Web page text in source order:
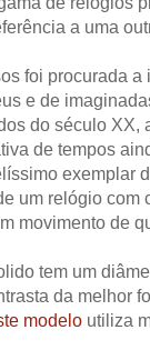
a uma
foi procurada
e de
do século
de tempos
exemplar
um relógio
movimento de
tem um
da melhor
modeloutiliza